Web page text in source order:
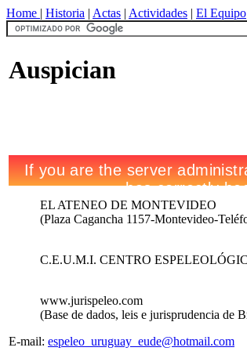
Home | Historia | Actas | Actividades | El Equipo
Auspician
EL ATENEO DE MONTEVIDEO
(Plaza Cagancha 1157-Montevideo-
C.E.U.M.I. CENTRO
www.jurispeleo.com
(Base de dados, leis e jurisprudencia de
E-mail: espeleo_uruguay_eude@hotmail.com